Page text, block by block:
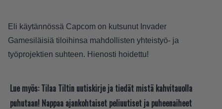
Eli käytännössä Capcom on kutsunut Invader
Gamesiläisiä tiloihinsa mahdollisten yhteistyö- ja
työprojektien suhteen. Hienosti hoidettu!
Lue myös: Tilaa Tiltin uutiskirje ja tiedät mistä kahvitauolla
puhutaan! Nappaa ajankohtaiset peliuutiset ja puheenaiheet